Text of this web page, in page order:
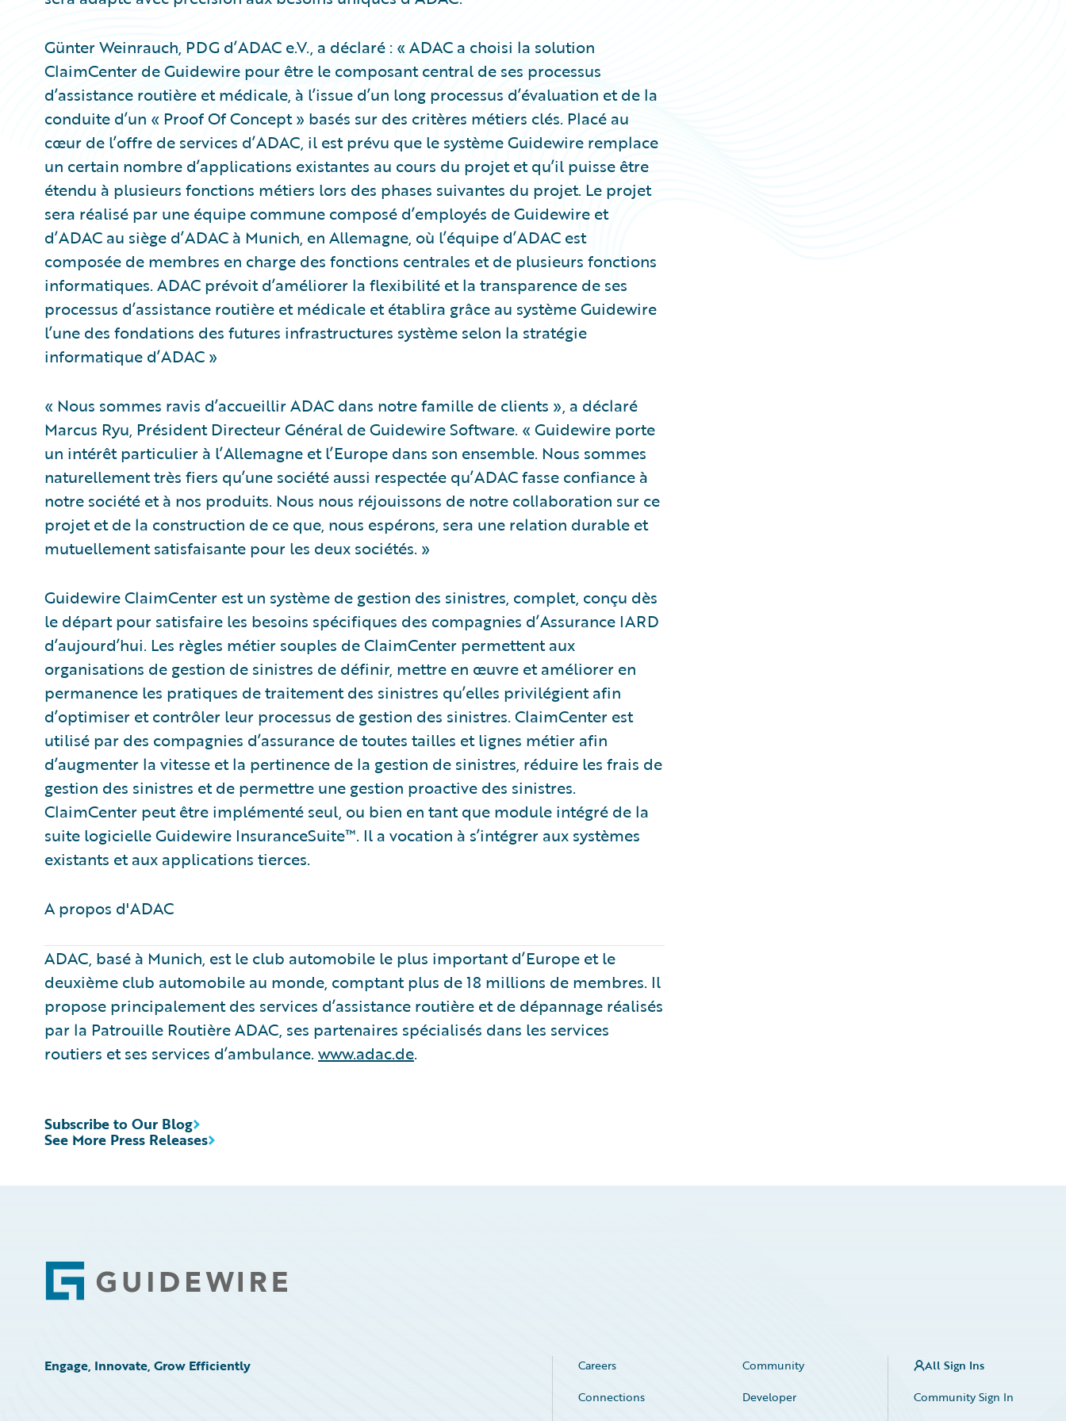
Günter Weinrauch, PDG d’ADAC e.V., a déclaré : « ADAC a choisi la solution
ClaimCenter de Guidewire pour être le composant central de ses processus
d’assistance routière et médicale, à l’issue d’un long processus d’évaluation et de la
conduite d’un « Proof Of Concept » basés sur des critères métiers clés. Placé au
cœur de l’offre de services d’ADAC, il est prévu que le système Guidewire remplace
un certain nombre d’applications existantes au cours du projet et qu’il puisse être
étendu à plusieurs fonctions métiers lors des phases suivantes du projet. Le projet
sera réalisé par une équipe commune composé d’employés de Guidewire et
d’ADAC au siège d’ADAC à Munich, en Allemagne, où l’équipe d’ADAC est
composée de membres en charge des fonctions centrales et de plusieurs fonctions
informatiques. ADAC prévoit d’améliorer la flexibilité et la transparence de ses
processus d’assistance routière et médicale et établira grâce au système Guidewire
l’une des fondations des futures infrastructures système selon la stratégie
informatique d’ADAC »
« Nous sommes ravis d’accueillir ADAC dans notre famille de clients », a déclaré
Marcus Ryu, Président Directeur Général de Guidewire Software. « Guidewire porte
un intérêt particulier à l’Allemagne et l’Europe dans son ensemble. Nous sommes
naturellement très fiers qu’une société aussi respectée qu’ADAC fasse confiance à
notre société et à nos produits. Nous nous réjouissons de notre collaboration sur ce
projet et de la construction de ce que, nous espérons, sera une relation durable et
mutuellement satisfaisante pour les deux sociétés. »
Guidewire ClaimCenter est un système de gestion des sinistres, complet, conçu dès
le départ pour satisfaire les besoins spécifiques des compagnies d’Assurance IARD
d’aujourd’hui. Les règles métier souples de ClaimCenter permettent aux
organisations de gestion de sinistres de définir, mettre en œuvre et améliorer en
permanence les pratiques de traitement des sinistres qu’elles privilégient afin
d’optimiser et contrôler leur processus de gestion des sinistres. ClaimCenter est
utilisé par des compagnies d’assurance de toutes tailles et lignes métier afin
d’augmenter la vitesse et la pertinence de la gestion de sinistres, réduire les frais de
gestion des sinistres et de permettre une gestion proactive des sinistres.
ClaimCenter peut être implémenté seul, ou bien en tant que module intégré de la
suite logicielle Guidewire InsuranceSuite™. Il a vocation à s’intégrer aux systèmes
existants et aux applications tierces.
A propos d'ADAC ​
ADAC, basé à Munich, est le club automobile le plus important d’Europe et le
deuxième club automobile au monde, comptant plus de 18 millions de membres. Il
propose principalement des services d’assistance routière et de dépannage réalisés
par la Patrouille Routière ADAC, ses partenaires spécialisés dans les services
routiers et ses services d’ambulance. www.adac.de.
See More Press Releases
Subscribe to Our Blog
Footer
Engage, Innovate, Grow Efficiently Careers
Community
Connections
Developer
All Sign Ins
Community Sign In